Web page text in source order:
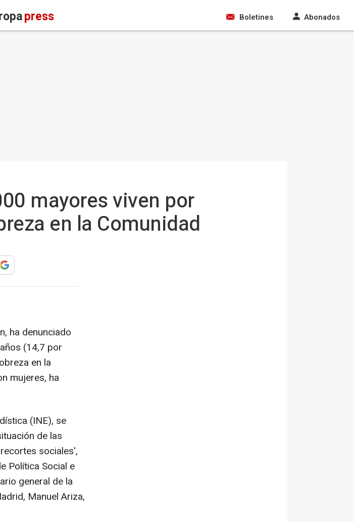
press Boletines Abonados
mayores viven por
en la Comunidad
ha denunciado
(14,7 por
en la
mujeres, ha
(INE), se
de las
sociales',
Política Social e
general de la
Manuel Ariza,